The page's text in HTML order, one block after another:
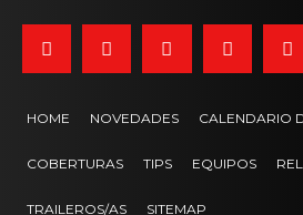
HOME NOVEDADES CALENDARIO
COBERTURAS TIPS EQUIPOS
TRAILEROS/AS SITEMAP